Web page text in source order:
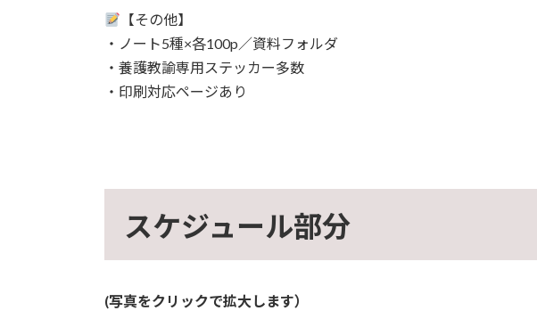
【その他】
・ノート5種×各100p／資料フォルダ
・養護教諭専用ステッカー多数
・印刷対応ページあり
スケジュール部分
(写真をクリックで拡大します）